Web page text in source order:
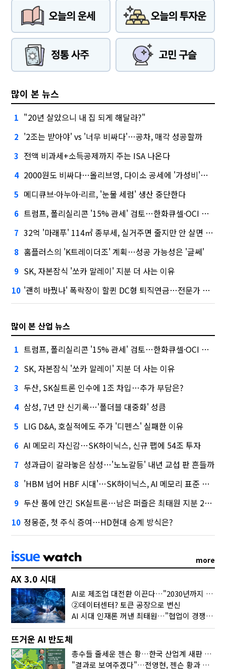
많이 본 뉴스
1 "20년 살았으니 내 집 되게 해달라?"
2 '2조는 받아야' vs '너무 비싸다'…공차, 매각 성공할까
3 전액 비과세+소득공제까지 주는 ISA 나온다
4 2000원도 비싸다…올리브영, 다이소 공세에 '가성비'로 맞불
5 메디큐브·아누아·리르, '눈물 세럼' 생산 중단한다
6 트럼프, 폴리실리콘 '15% 관세' 검토…한화큐셀·OCI 영향은?
7 32억 '마래푸' 114㎡ 종부세, 실거주면 줄지만 안 살면 2.5배
8 홈플러스의 'K트레이더조' 계획…성공 가능성은 '글쎄'
9 SK, 자본잠식 '쏘카 말레이' 지분 더 사는 이유
10 '괜히 바꿨나' 폭락장이 할퀸 DC형 퇴직연금…전문가 조언은
많이 본 산업 뉴스
1 트럼프, 폴리실리콘 '15% 관세' 검토…한화큐셀·OCI 영향은?
2 SK, 자본잠식 '쏘카 말레이' 지분 더 사는 이유
3 두산, SK실트론 인수에 1조 차입…추가 부담은?
4 삼성, 7년 만 신기록…'폴더블 대중화' 성큼
5 LIG D&A, 호실적에도 주가 '디펜스' 실패한 이유
6 AI 메모리 자신감…SK하이닉스, 신규 팹에 54조 투자
7 성과급이 갈라놓은 삼성…'노노갈등' 내년 교섭 판 흔들까
8 'HBM 넘어 HBF 시대'…SK하이닉스, AI 메모리 표준 선점 나섰다
9 두산 품에 안긴 SK실트론…남은 퍼즐은 최태원 지분 29.4%
10 정몽준, 첫 주식 증여…HD현대 승계 방식은?
more
AX 3.0 시대
AI로 제조업 대전환 이끈다…"2030년까지 민관합동 20조 투자"
②데이터센터? 토큰 공장으로 변신
AI 시대 인재론 꺼낸 최태원…"협업이 경쟁력"
뜨거운 AI 반도체
총수들 줄세운 젠슨 황…한국 산업계 새판 짰다
"결과로 보여주겠다"…전영현, 젠슨 황과 HBM5 논의